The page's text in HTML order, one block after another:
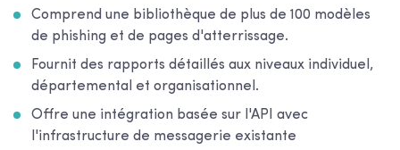
Comprend une bibliothèque de plus de 100 modèles
de phishing et de pages d'atterrissage.
Fournit des rapports détaillés aux niveaux individuel,
départemental et organisationnel.
Offre une intégration basée sur l'API avec
l'infrastructure de messagerie existante